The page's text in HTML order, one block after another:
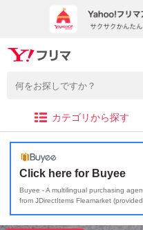
カテゴリから探す
Click here for Buyee
Buyee - A multilingual purchasing
from JDirectItems Fleamarket